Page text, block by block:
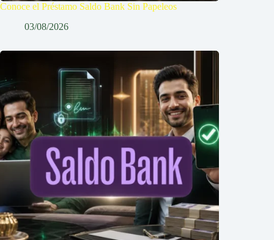
Conoce el Préstamo Saldo Bank Sin Papeleos
03/08/2026